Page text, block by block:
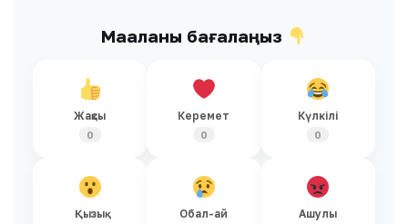
Мақаланы бағалаңыз
Жақсы
0
Керемет
0
Күлкілі
0
Қызық Обал-ай Ашулы